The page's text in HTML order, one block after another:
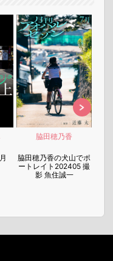
脇田穂乃香
脇田穂乃香の犬山でポ
ートレイト202405 撮
影 魚住誠一